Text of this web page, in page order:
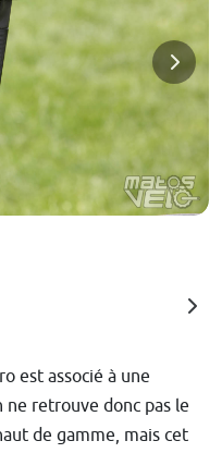
est associé à une
ne retrouve donc pas le
de gamme, mais cet